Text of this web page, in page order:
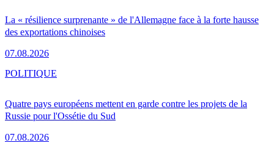
La « résilience surprenante » de l'Allemagne face à la forte hausse
des exportations chinoises
07.08.2026
Quatre pays européens mettent en garde contre les projets de la
Russie pour l'Ossétie du Sud
07.08.2026
POLITIQUE